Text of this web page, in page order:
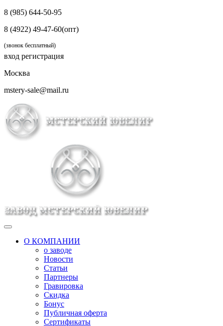
8 (985) 644-50-95
8 (4922) 49-47-60(опт)
(звонок бесплатный)
вход регистрация
Москва
mstery-sale@mail.ru
О КОМПАНИИ
о заводе
Новости
Статьи
Партнеры
Гравировка
Скидка
Бонус
Публичная оферта
Сертификаты